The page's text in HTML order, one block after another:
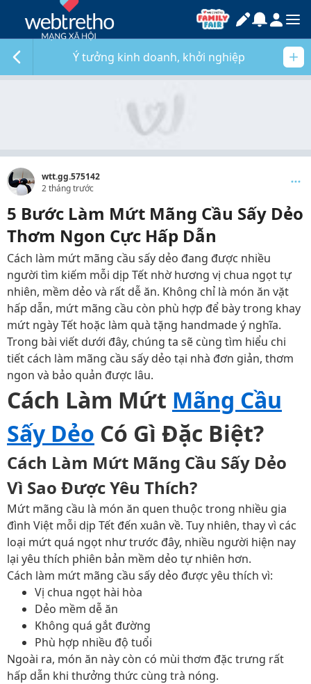
Ý tưởng kinh doanh, khởi nghiệp
wtt.gg.575142
2 tháng trước
5 Bước Làm Mứt Mãng Cầu Sấy Dẻo
Thơm Ngon Cực Hấp Dẫn
Cách làm mứt mãng cầu sấy dẻo đang được nhiều
người tìm kiếm mỗi dịp Tết nhờ hương vị chua ngọt tự
nhiên, mềm dẻo và rất dễ ăn. Không chỉ là món ăn vặt
hấp dẫn, mứt mãng cầu còn phù hợp để bày trong khay
mứt ngày Tết hoặc làm quà tặng handmade ý nghĩa.
Trong bài viết dưới đây, chúng ta sẽ cùng tìm hiểu chi
tiết cách làm mãng cầu sấy dẻo tại nhà đơn giản, thơm
ngon và bảo quản được lâu.
Cách Làm Mứt Mãng Cầu
Sấy Dẻo Có Gì Đặc Biệt?
Cách Làm Mứt Mãng Cầu Sấy Dẻo
Vì Sao Được Yêu Thích?
Mứt mãng cầu là món ăn quen thuộc trong nhiều gia
đình Việt mỗi dịp Tết đến xuân về. Tuy nhiên, thay vì các
loại mứt quá ngọt như trước đây, nhiều người hiện nay
lại yêu thích phiên bản mềm dẻo tự nhiên hơn.
Cách làm mứt mãng cầu sấy dẻo được yêu thích vì:
Vị chua ngọt hài hòa
Dẻo mềm dễ ăn
Không quá gắt đường
Phù hợp nhiều độ tuổi
Ngoài ra, món ăn này còn có mùi thơm đặc trưng rất
hấp dẫn khi thưởng thức cùng trà nóng.